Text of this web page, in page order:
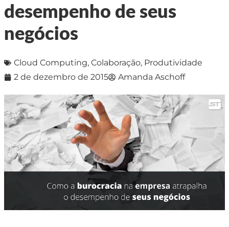
desempenho de seus
negócios
Cloud Computing, Colaboração, Produtividade
2 de dezembro de 2015
Amanda Aschoff